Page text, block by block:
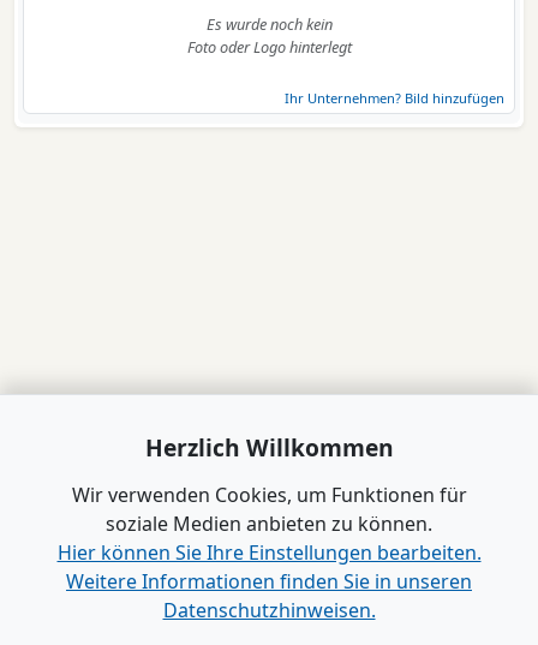
Es wurde noch kein
Foto oder Logo hinterlegt
Ihr Unternehmen? Bild hinzufügen
Herzlich Willkommen
Wir verwenden Cookies, um Funktionen für
soziale Medien anbieten zu können.
Hier können Sie Ihre Einstellungen bearbeiten.
Weitere Informationen finden Sie in unseren
Datenschutzhinweisen.